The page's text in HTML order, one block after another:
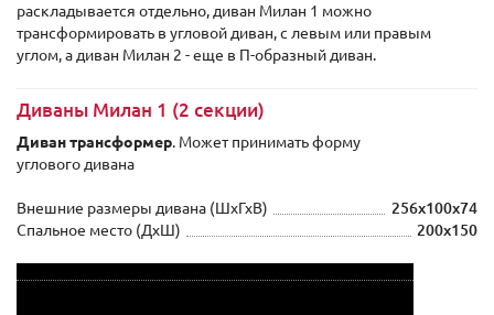
раскладывается отдельно, диван Милан 1 можно
трансформировать в угловой диван, с левым или правым
углом, а диван Милан 2 - еще в П-образный диван.
Диваны Милан 1 (2 секции)
Диван трансформер. Может принимать форму
углового дивана
Внешние размеры дивана (ШxГхВ)
256x100x74
Спальное место (ДхШ)
200х150